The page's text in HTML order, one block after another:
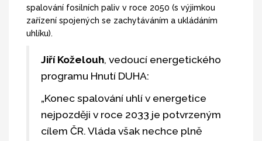
spalování fosilních paliv v roce 2050 (s výjimkou
zařízení spojených se zachytáváním a ukládáním
uhlíku).
Jiří Koželouh, vedoucí energetického
programu Hnutí DUHA:
„Konec spalování uhlí v energetice
nejpozději v roce 2033 je potvrzeným
cílem ČR. Vláda však nechce plně